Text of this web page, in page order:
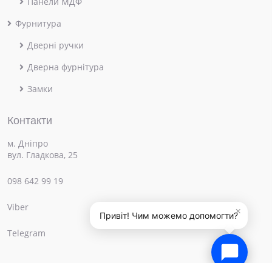
×
Привіт! Чим можемо допомогти?
Фурнитура
Дверні ручки
Дверна фурнітура
Замки
Контакти
м. Дніпро
вул. Гладкова, 25
098 642 99 19
Viber
Telegram